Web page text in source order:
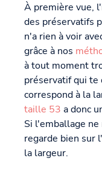
À première vue,
des préservatifs
n'a rien à voir
grâce à nos
à tout moment
préservatif qui te
correspond à la
taille 53 a donc
Si l'emballage
regarde bien sur
la largeur.